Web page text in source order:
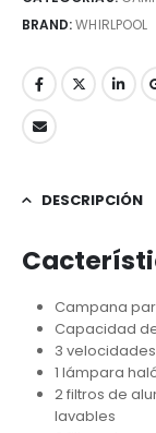
BRAND:WHIRLPOOL
DESCRIPCIÓN
Campana
Capacidad
3 velocidades
1 lámpara
2 filtros de
lavables